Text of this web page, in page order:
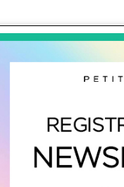
Napoli - Italia